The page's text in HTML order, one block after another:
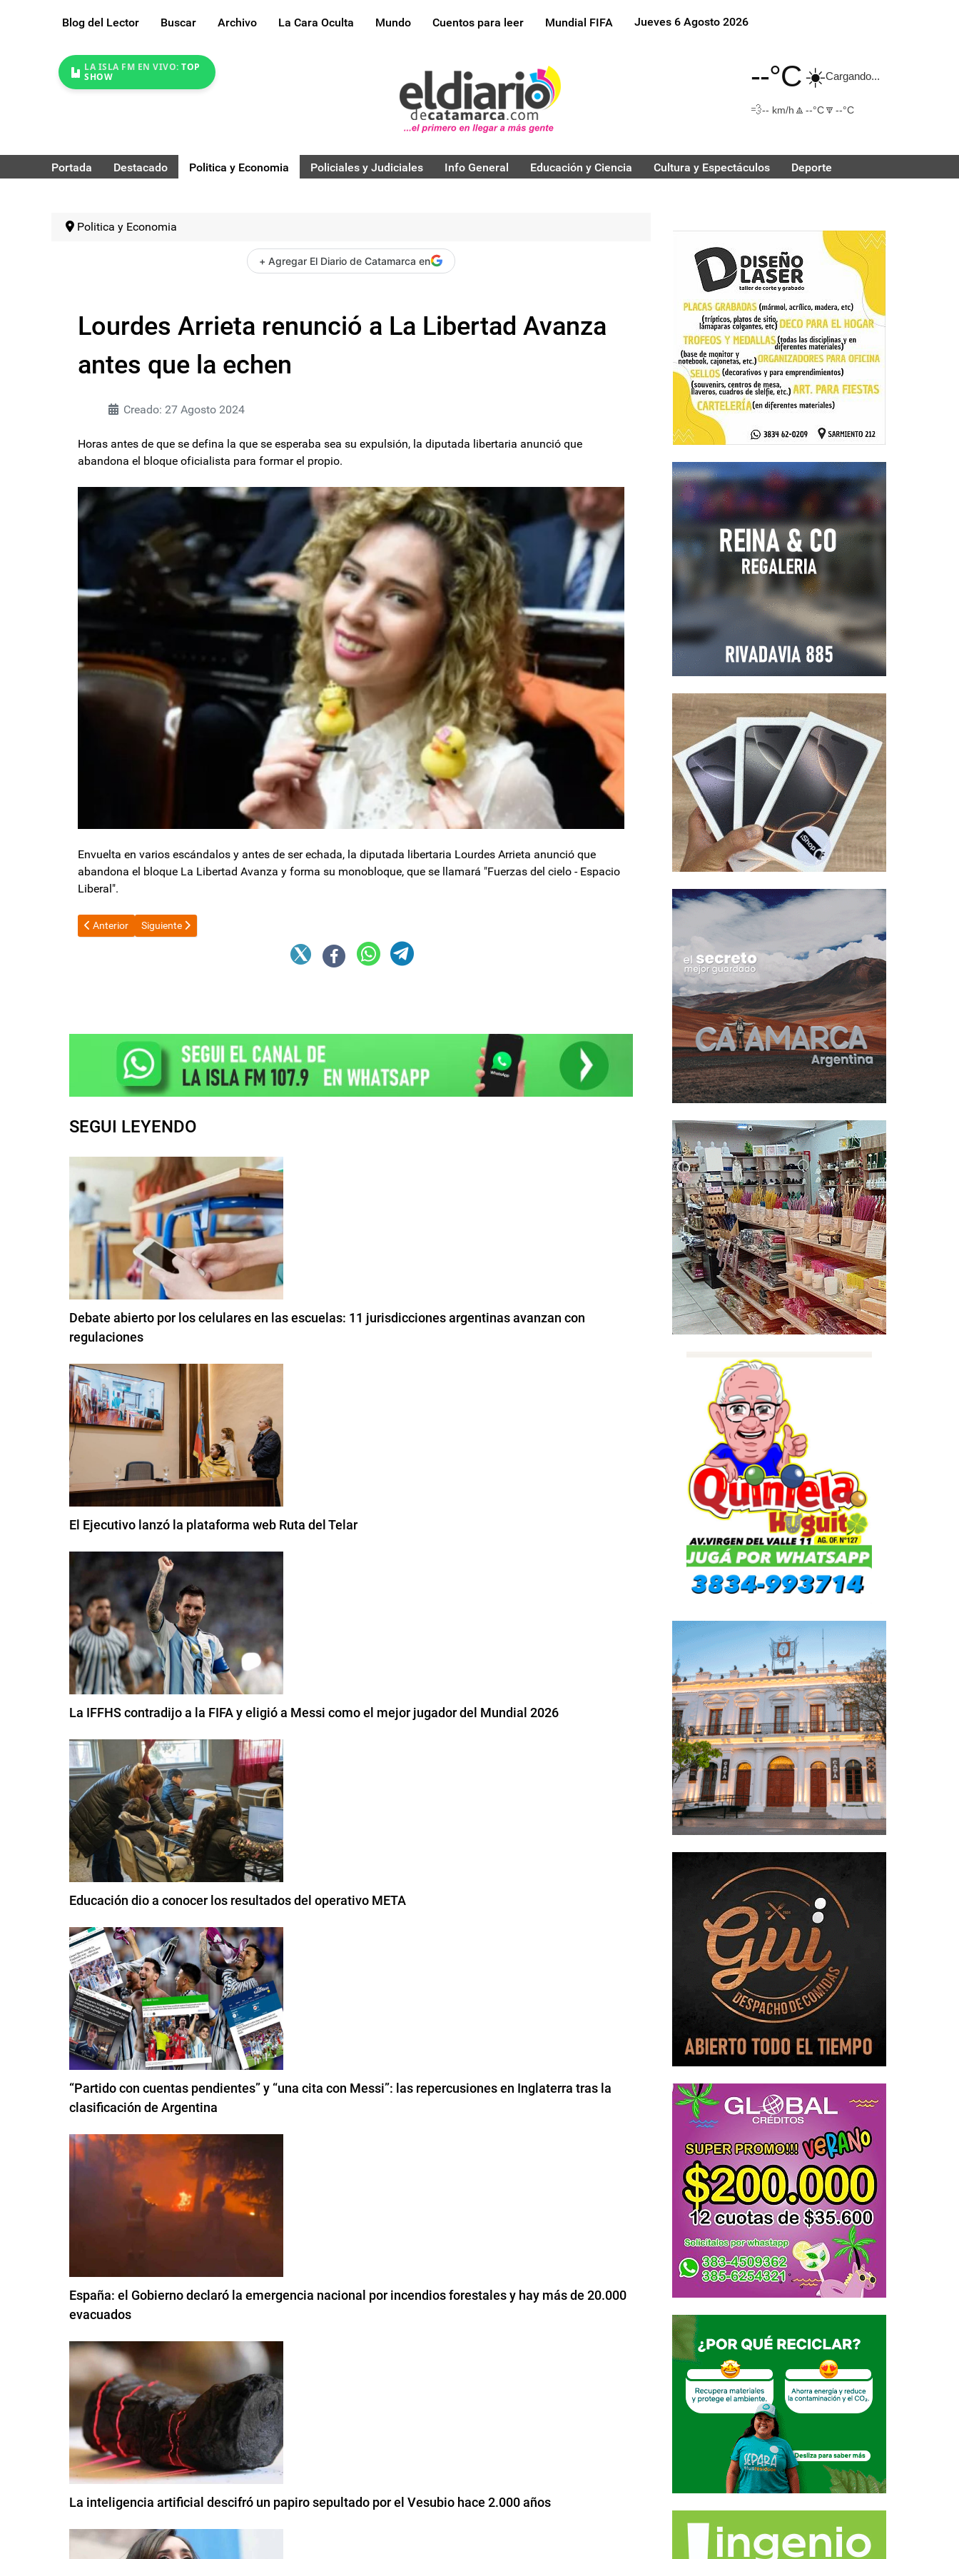
Blog del Lector Buscar Archivo La Cara Oculta Mundo Cuentos para leer Mundial FIFA Jueves 6 Agosto 2026
LA ISLA FM EN VIVO: TOP
SHOW
--°C☀️Cargando...
💨-- km/h 🔼 --°C🔽 --°C
Portada Destacado Politica y Economia Policiales y Judiciales Info General Educación y Ciencia Cultura y Espectáculos Deporte
Politica y Economia
+ Agregar El Diario de Catamarca en
Lourdes Arrieta renunció a La Libertad Avanza
antes que la echen
Creado: 27 Agosto 2024
Horas antes de que se defina la que se esperaba sea su expulsión, la diputada libertaria anunció que
abandona el bloque oficialista para formar el propio.
Envuelta en varios escándalos y antes de ser echada, la diputada libertaria Lourdes Arrieta anunció que
abandona el bloque La Libertad Avanza y forma su monobloque, que se llamará "Fuerzas del cielo - Espacio
Liberal".
Artículo anterior: ¿Cuándo cobra la administración pública?
Anterior Artículo siguiente: Victoria Villarruel anunció que se reabrirán "todas las causas" de "víctimas de terrorismo"
Siguiente
SEGUI LEYENDO
Debate abierto por los celulares en las escuelas: 11 jurisdicciones argentinas avanzan con
regulaciones
El Ejecutivo lanzó la plataforma web Ruta del Telar
La IFFHS contradijo a la FIFA y eligió a Messi como el mejor jugador del Mundial 2026
Educación dio a conocer los resultados del operativo META
“Partido con cuentas pendientes” y “una cita con Messi”: las repercusiones en Inglaterra tras la
clasificación de Argentina
España: el Gobierno declaró la emergencia nacional por incendios forestales y hay más de 20.000
evacuados
La inteligencia artificial descifró un papiro sepultado por el Vesubio hace 2.000 años